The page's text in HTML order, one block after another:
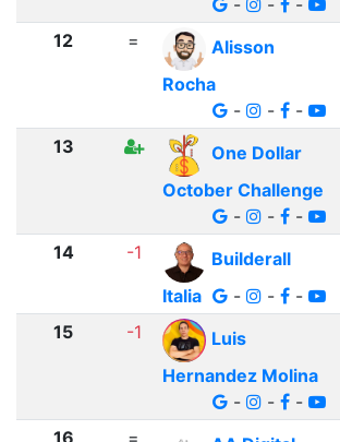
- -
-
12
=
Alisson
Rocha
-
- -
13
One Dollar
October Challenge
-
- -
14 -1
Builderall
Italia
- - -
15 -1
Luis
Hernandez Molina
-
- -
16 =